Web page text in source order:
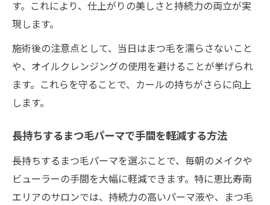
す。これにより、仕上がりの美しさと持続力の両立が実
現します。
施術後の注意点として、当日はまつ毛を濡らさないこと
や、オイルクレンジングの使用を避けることが挙げられ
ます。これらを守ることで、カールの持ちがさらに向上
します。
長持ちするまつ毛パーマで手間を軽減する方法
長持ちするまつ毛パーマを選ぶことで、毎朝のメイクや
ビューラーの手間を大幅に軽減できます。特に恵比寿南
エリアのサロンでは、持続力の高いパーマ液や、まつ毛